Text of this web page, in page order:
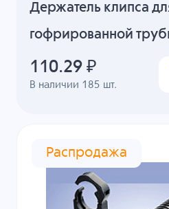
Держатель клипса
гофрированной
В наличии 185 шт.
110.29 ₽
Распродажа